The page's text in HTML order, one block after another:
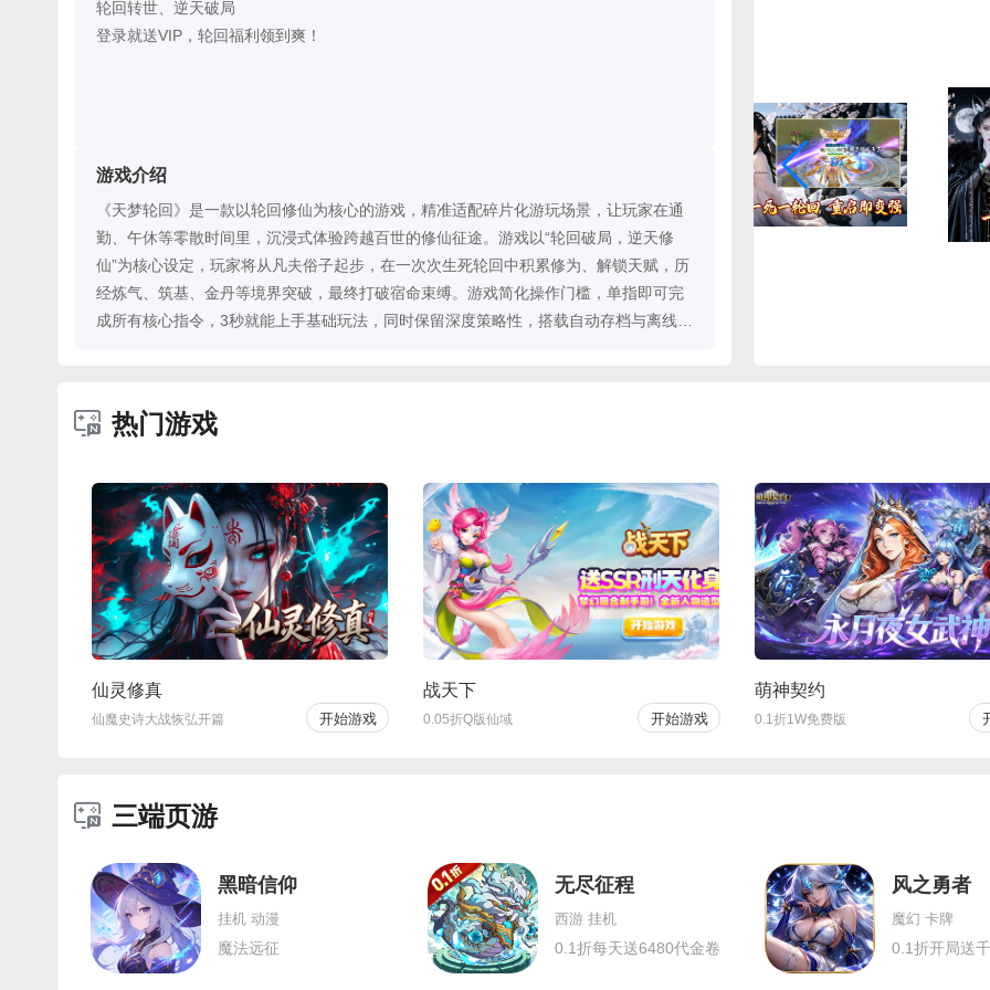
轮回转世、逆天破局
登录就送VIP，轮回福利领到爽！
游戏介绍
《天梦轮回》是一款以轮回修仙为核心的游戏，精准适配碎片化游玩场景，让玩家在通
勤、午休等零散时间里，沉浸式体验跨越百世的修仙征途。游戏以“轮回破局，逆天修
仙”为核心设定，玩家将从凡夫俗子起步，在一次次生死轮回中积累修为、解锁天赋，历
经炼气、筑基、金丹等境界突破，最终打破宿命束缚。游戏简化操作门槛，单指即可完
成所有核心指令，3秒就能上手基础玩法，同时保留深度策略性，搭载自动存档与离线收
热门游戏
仙灵修真
仙魔史诗大战恢弘开篇 开始游戏
战天下
0.05折Q版仙域 开始游戏
萌神契约
0.1折1W免费版
三端页游
黑暗信仰
挂机 动漫
魔法远征
无尽征程
西游 挂机
0.1折每天送6480代金卷
风之勇者
魔幻 卡牌
0.1折开局送